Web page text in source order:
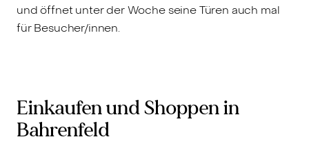
und öffnet unter der Woche seine Türen auch mal
für Besucher/innen.
Einkaufen und Shoppen in
Bahrenfeld